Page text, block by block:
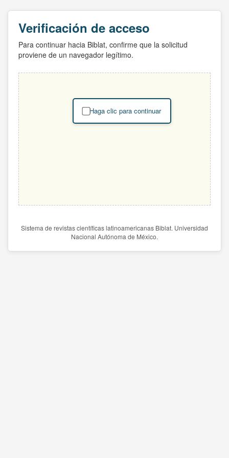
Verificación de acceso
Para continuar hacia Biblat, confirme que la solicitud
proviene de un navegador legítimo.
Haga clic para continuar
Sistema de revistas científicas latinoamericanas Biblat. Universidad
Nacional Autónoma de México.